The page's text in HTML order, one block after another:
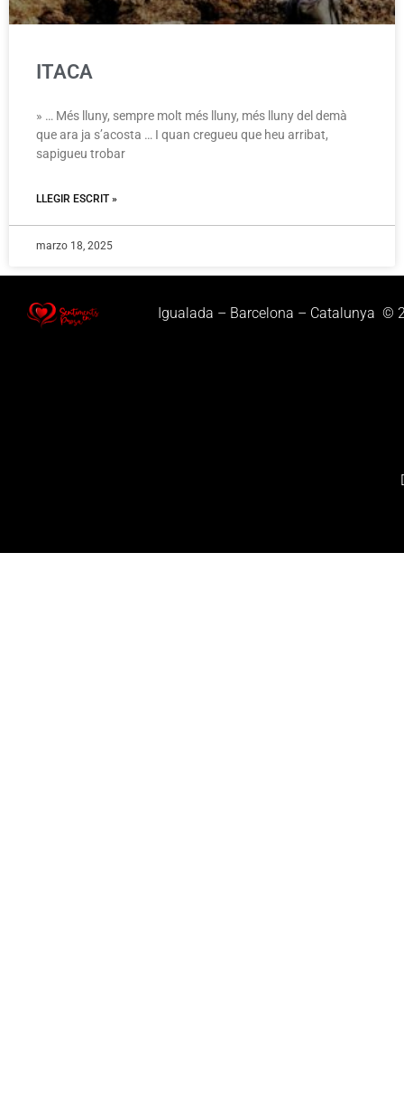
ITACA
» … Més lluny, sempre molt més lluny, més lluny del demà
que ara ja s’acosta … I quan cregueu que heu arribat,
sapigueu trobar
LLEGIR ESCRIT »
marzo 18, 2025
Igualada – Barcelona – Catalunya ©